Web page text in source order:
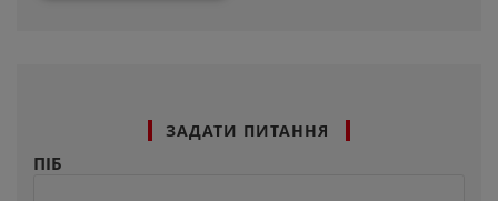
ЗАДАТИ ПИТАННЯ
ПІБ